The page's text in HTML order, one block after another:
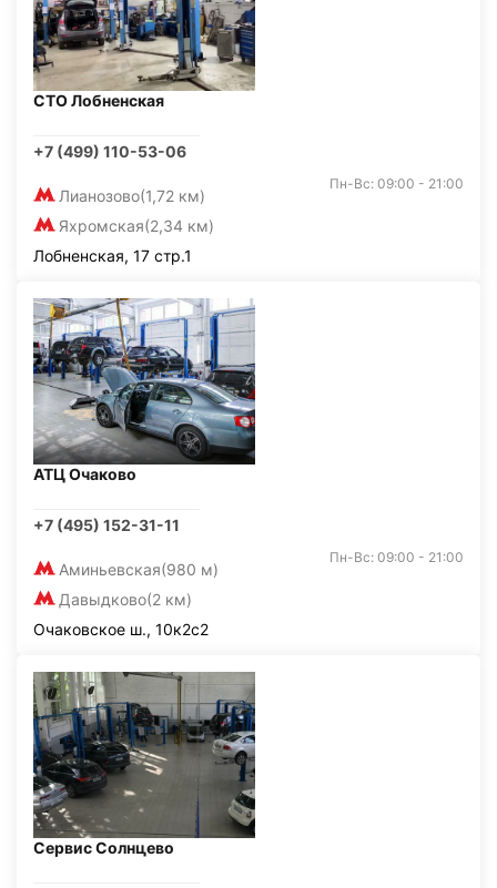
СТО Лобненская
+7 (499) 110-53-06
Лианозово(1,72 км)
Яхромская(2,34 км)
Пн-Вс: 09:00 - 21:00
Лобненская, 17 стр.1
АТЦ Очаково
+7 (495) 152-31-11
Аминьевская(980 м)
Давыдково(2 км)
Пн-Вс: 09:00 - 21:00
Очаковское ш., 10к2с2
Сервис Солнцево